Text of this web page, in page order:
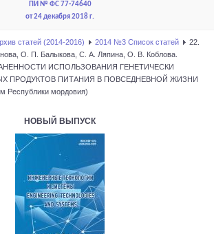
ПИ № ФС 77-74640
от 24 декабря 2018 г.
статей (2014-2016) 2014 №3 Список статей
22.
О. П. Балыкова, C. А. Ляпина, О. В. Коблова.
ИСПОЛЬЗОВАНИЯ ГЕНЕТИЧЕСКИ
ПРОДУКТОВ ПИТАНИЯ В ПОВСЕДНЕВНОЙ ЖИЗНИ
Республики мордовия)
НОВЫЙ ВЫПУСК